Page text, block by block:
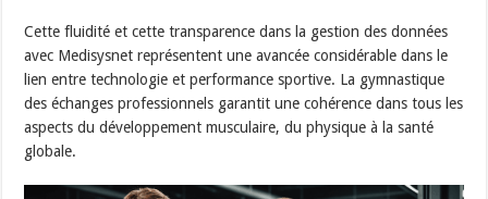
Cette fluidité et cette transparence dans la gestion des données
avec Medisysnet représentent une avancée considérable dans le
lien entre technologie et performance sportive. La gymnastique
des échanges professionnels garantit une cohérence dans tous les
aspects du développement musculaire, du physique à la santé
globale.